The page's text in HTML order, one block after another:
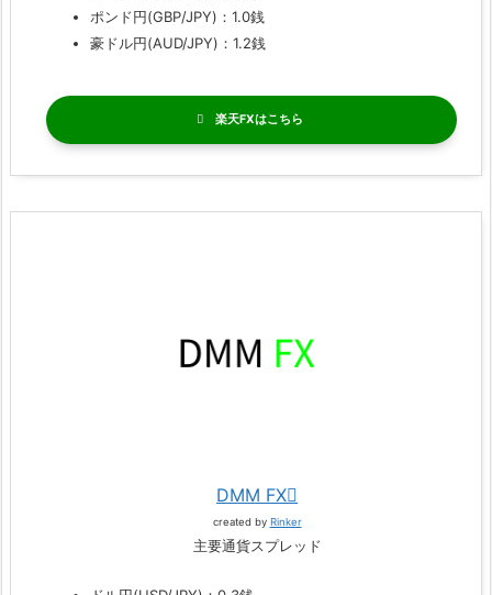
ポンド円(GBP/JPY)：1.0銭
豪ドル円(AUD/JPY)：1.2銭
楽天FX
DMM FX
created by Rinker
主要通貨スプレッド